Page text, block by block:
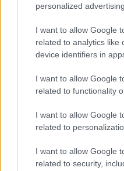
personalized advertising.
I want to allow Google
related to analytics like
device identifiers in
I want to allow Google
related to functionality
I want to allow Google
related to
I want to allow Google
related to security,
Így már csak a család
számolni. De erre is
LMBTQ… lobbi és
összeboronálásával és
mint az emancipációval,
családnak. Nem lesznek
egyértelmű szabályok,
kapaszkodók, se minták.
lesz, ha tanácstalanokká
MEGMONDJA NEKIK MI
A CÉL, NE LEGYENEK